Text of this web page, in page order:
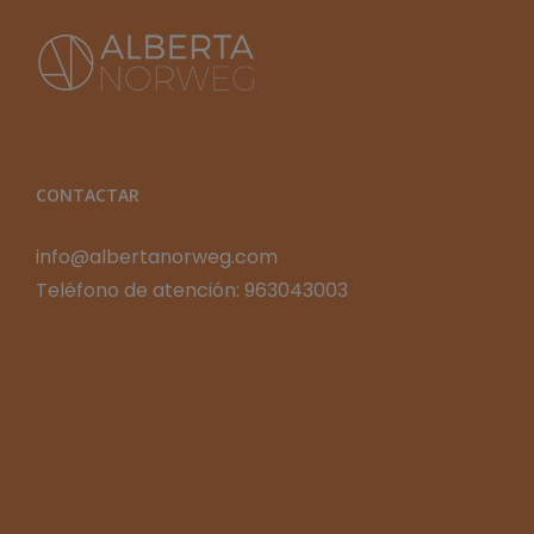
CONTACTAR
info@albertanorweg.com
Teléfono de atención: 963043003